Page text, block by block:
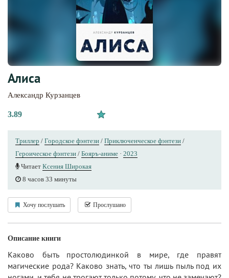
Алиса
Александр Курзанцев
3.89
Триллер / Городское фэнтези / Приключенческое фэнтези /
Героическое фэнтези / Бояръ-аниме · 2023
Читает Ксения Широкая
8 часов 33 минуты
Хочу послушать Прослушано
Описание книги
Каково быть простолюдинкой в мире, где правят
магические рода? Каково знать, что ты лишь пыль под их